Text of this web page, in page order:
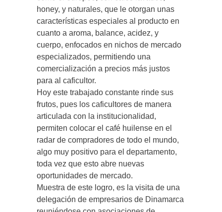
honey, y naturales, que le otorgan unas
características especiales al producto en
cuanto a aroma, balance, acidez, y
cuerpo, enfocados en nichos de mercado
especializados, permitiendo una
comercialización a precios más justos
para al caficultor.
Hoy este trabajado constante rinde sus
frutos, pues los caficultores de manera
articulada con la institucionalidad,
permiten colocar el café huilense en el
radar de compradores de todo el mundo,
algo muy positivo para el departamento,
toda vez que esto abre nuevas
oportunidades de mercado.
Muestra de este logro, es la visita de una
delegación de empresarios de Dinamarca